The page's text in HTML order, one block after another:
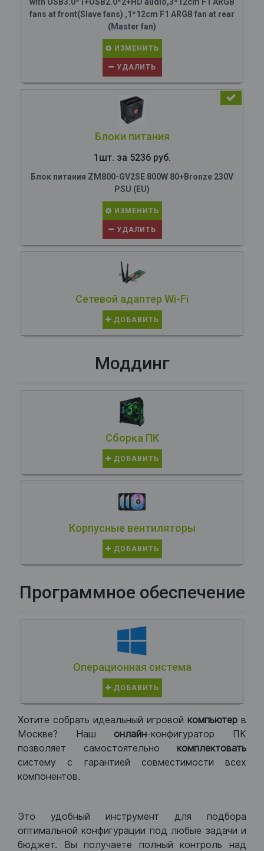
fans at front(Slave fans) ,1*12cm F1 ARGB fan at rear
(Master fan)
ИЗМЕНИТЬ
УДАЛИТЬ
Блоки питания
1шт. за 5236 руб.
Блок питания ZM800-GV2SE 800W 80+Bronze 230V
PSU (EU)
ИЗМЕНИТЬ
УДАЛИТЬ
Сетевой адаптер Wi-Fi
ДОБАВИТЬ
Моддинг
Сборка ПК
ДОБАВИТЬ
Корпусные вентиляторы
ДОБАВИТЬ
Программное обеспечение
Операционная система
ДОБАВИТЬ
Хотите собрать идеальный игровой компьютер в
Москве? Нашонлайн-конфигуратор ПК
позволяет самостоятельно комплектовать
систему с гарантией совместимости всех
компонентов.
Это удобный инструмент для подбора
оптимальной конфигурации под любые задачи и
бюджет. Вы получаете полный контроль над